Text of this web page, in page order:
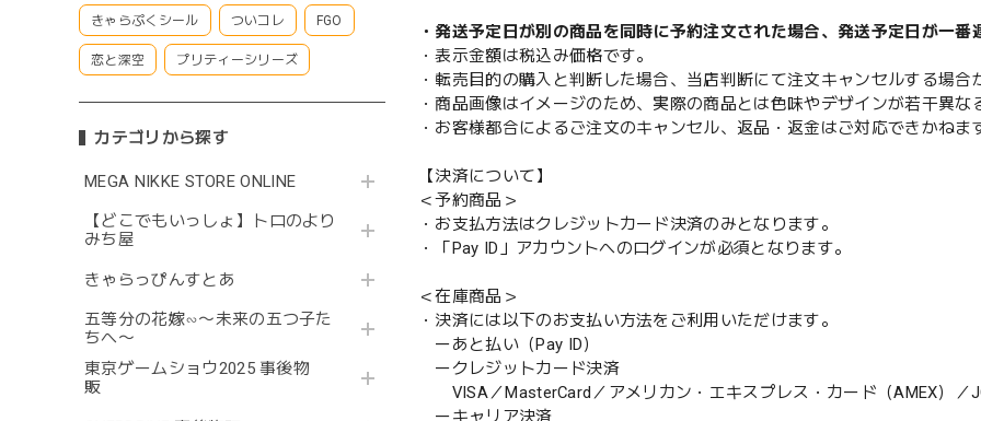
きゃらぷくシール ついコレ FGO
恋と深空 プリティーシリーズ
カテゴリから探す
MEGA NIKKE STORE ONLINE
【どこでもいっしょ】トロのより
みち屋
きゃらっぴんすとあ
五等分の花嫁∽〜未来の五つ子た
ちへ〜
東京ゲームショウ2025 事後物
販
・発送予定日が別の商品を同時に予約注文された場合、発送予定日が一
・表示金額は税込み価格です。
・転売目的の購入と判断した場合、当店判断にて注文キャンセルする場合
・商品画像はイメージのため、実際の商品とは色味やデザインが若干異な
・お客様都合によるご注文のキャンセル、返品・返金はご対応できかねま
【決済について】
＜予約商品＞
・お支払方法はクレジットカード決済のみとなります。
・「Pay ID」アカウントへのログインが必須となります。
＜在庫商品＞
・決済には以下のお支払い方法をご利用いただけます。
ーあと払い（Pay ID）
ークレジットカード決済
VISA／MasterCard／アメリカン・エキスプレス・カード（AMEX）／
ーキャリア決済